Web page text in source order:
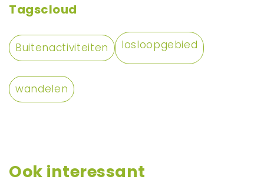
Tagscloud
Buitenactiviteiten losloopgebied
wandelen
Ook interessant